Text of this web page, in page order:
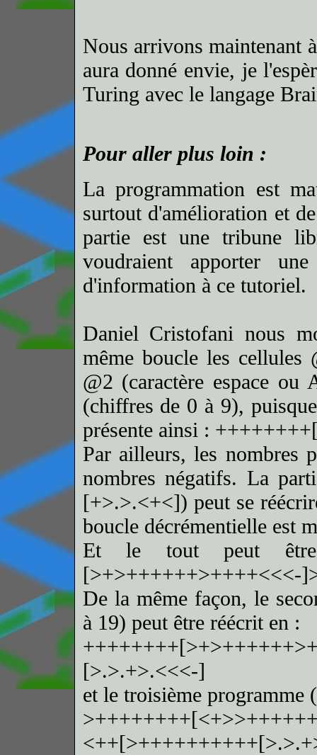
Nous arrivons maintenant
aura donné envie, je
Turing avec le langage
Pour aller plus loin :
La programmation est
surtout d'amélioration et
partie est une tribune
voudraient apporter
d'information à ce tutoriel.
Daniel Cristofani nous
même boucle les
@2 (caractère espace
(chiffres de 0 à 9),
présente ainsi :
Par ailleurs, les nombres
nombres négatifs. La
[+>.>.<+<]) peut se
boucle décrémentielle est
Et le tout peut
[>+>++++++>++++<<<-
De la même façon, le
à 19) peut être réécrit en :
[>.>.+>.<<<-]
et le troisième programme